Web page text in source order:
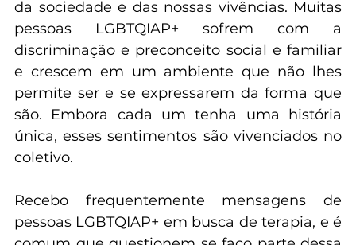
coletivas. Parece ambíguo, mas é um reflexo
da sociedade e das nossas vivências. Muitas
pessoas LGBTQIAP+ sofrem com a
discriminação e preconceito social e familiar
e crescem em um ambiente que não lhes
permite ser e se expressarem da forma que
são. Embora cada um tenha uma história
coletivo.
Recebo frequentemente mensagens de